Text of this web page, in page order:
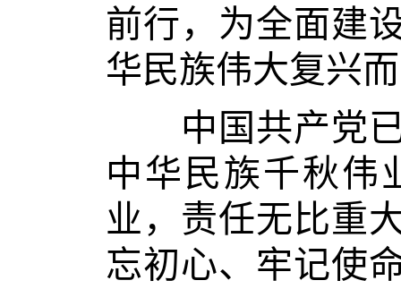
前行，为全面建
华民族伟大复兴
中国共产党已
中华民族千秋伟
业，责任无比重
忘初心、牢记使